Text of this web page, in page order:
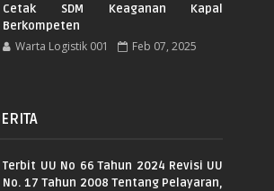
Cetak SDM Keaganan Kapal
Berkompeten
Warta Logistik 001 Feb 07, 2025
Terbit UU No 66 Tahun 2024 Revisi UU
No. 17 Tahun 2008 Tentang Pelayaran,